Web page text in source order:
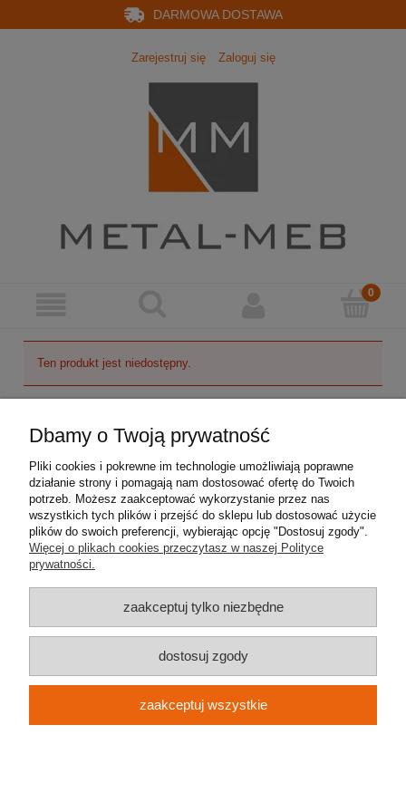
DARMOWA DOSTAWA
Zarejestruj się Zaloguj się
Ten produkt jest niedostępny.
Płatności i dostawa
Informacje
O nas
Świątniki Górne | NIP: 9442233786 | REGON: 383006170 | e-mail:
metalmeb.sklep@gmail.com| tel.607 489 426
pokaż pełną wersję strony
Dbamy o Twoją prywatność
Pliki cookies i pokrewne im technologie umożliwiają poprawne
działanie strony i pomagają nam dostosować ofertę do Twoich
potrzeb. Możesz zaakceptować wykorzystanie przez nas
wszystkich tych plików i przejść do sklepu lub dostosować użycie
plików do swoich preferencji, wybierając opcję "Dostosuj zgody".
Więcej o plikach cookies przeczytasz w naszej Polityce
prywatności.
zaakceptuj tylko niezbędne
dostosuj zgody
zaakceptuj wszystkie